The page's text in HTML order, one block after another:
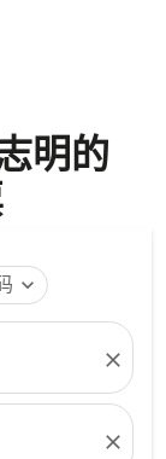
明的
expand_more
close
close